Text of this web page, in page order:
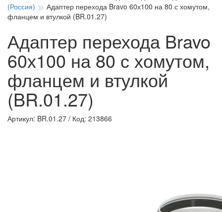
(Россия)
Адаптер перехода Bravo 60х100 на 80 с хомутом,
фланцем и втулкой (BR.01.27)
Адаптер перехода Bravo
60х100 на 80 с хомутом,
фланцем и втулкой
(BR.01.27)
Артикул: BR.01.27 / Код: 213866